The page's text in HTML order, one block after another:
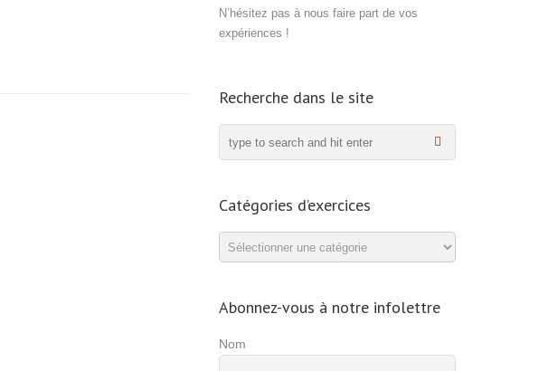
N’hésitez pas à nous faire part de vos
expériences !
Recherche dans le site
Catégories d’exercices
Catégories
d’exercices
Abonnez-vous à notre infolettre
Nom